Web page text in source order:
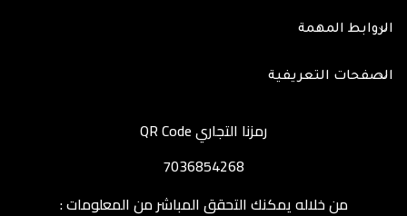
الروابط المهمة
الصفحات التعريفية
رمزنا التجاري QR Code
7036854268
من خلاله يمكنك التحقق المباشر من المعلومات :